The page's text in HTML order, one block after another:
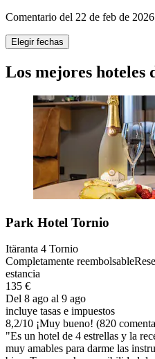
Comentario del 22 de feb de 2026
Elegir fechas
Los mejores hoteles
Park Hotel Tornio
Itäranta 4 Tornio
Completamente reembolsable
estancia
135 €
Del 8 ago al 9 ago
incluye tasas e impuestos
8,2/10 ¡Muy bueno! (820
"Es un hotel de 4 estrellas y la
muy amables para darme las